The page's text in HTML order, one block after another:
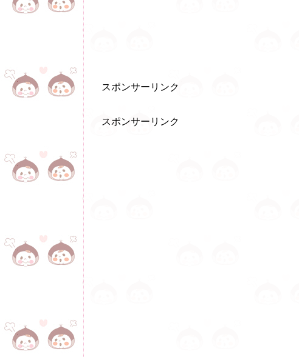
スポンサーリンク
スポンサーリンク